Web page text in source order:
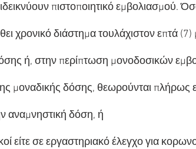
πιστοποιητικό εμβολιασμού.
χρονικό διάστημα τουλάχιστον επτά
ή, στην περίπτωση μονοδοσικών
μοναδικής δόσης, θεωρούνται πλήρως
αναμνηστική δόση, ή
είτε σε εργαστηριακό έλεγχο για